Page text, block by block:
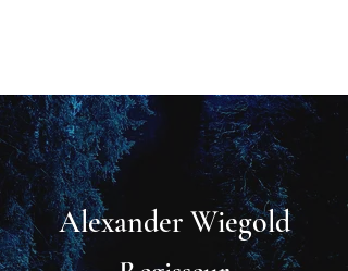
Alexander Wiegold